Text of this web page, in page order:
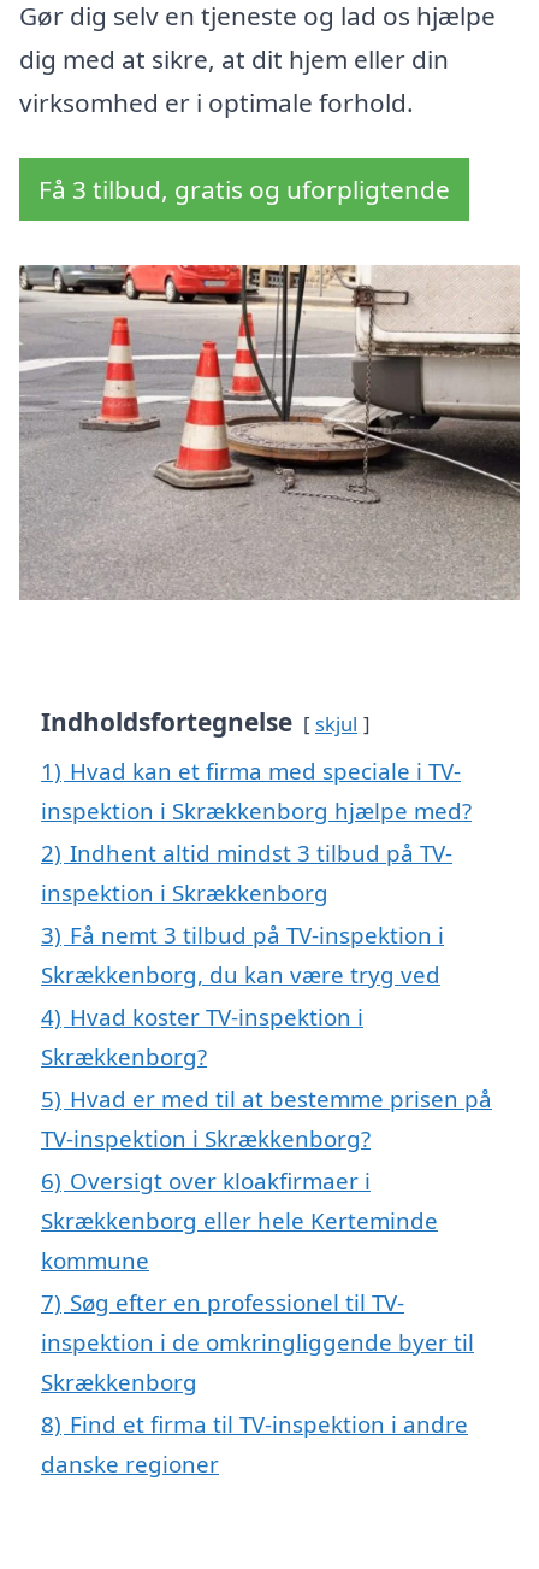
Gør dig selv en tjeneste og lad os hjælpe
dig med at sikre, at dit hjem eller din
virksomhed er i optimale forhold.
Få 3 tilbud, gratis og uforpligtende
Indholdsfortegnelse skjul
1) Hvad kan et firma med speciale i TV-
inspektion i Skrækkenborg hjælpe med?
2) Indhent altid mindst 3 tilbud på TV-
inspektion i Skrækkenborg
3) Få nemt 3 tilbud på TV-inspektion i
Skrækkenborg, du kan være tryg ved
4) Hvad koster TV-inspektion i
Skrækkenborg?
5) Hvad er med til at bestemme prisen på
TV-inspektion i Skrækkenborg?
6) Oversigt over kloakfirmaer i
Skrækkenborg eller hele Kerteminde
kommune
7) Søg efter en professionel til TV-
inspektion i de omkringliggende byer til
Skrækkenborg
8) Find et firma til TV-inspektion i andre
danske regioner